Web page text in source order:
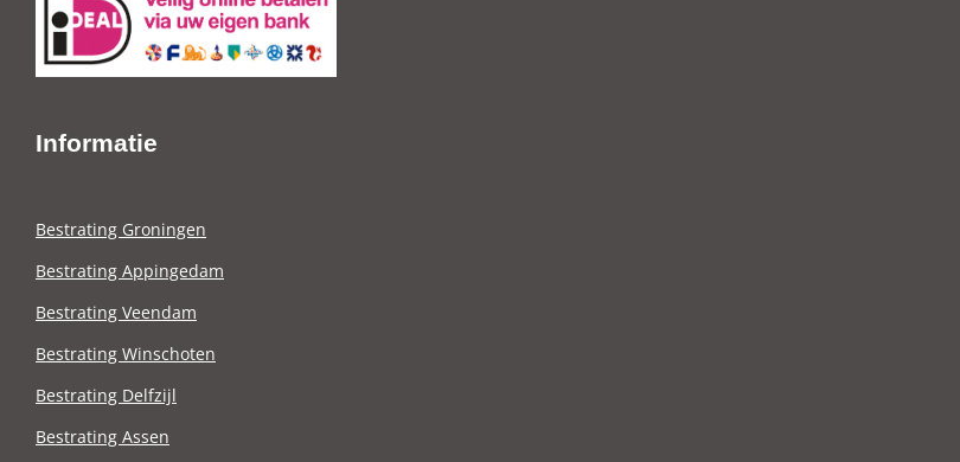
Informatie
Bestrating Groningen
Bestrating Appingedam
Bestrating Veendam
Bestrating Winschoten
Bestrating Delfzijl
Bestrating Assen